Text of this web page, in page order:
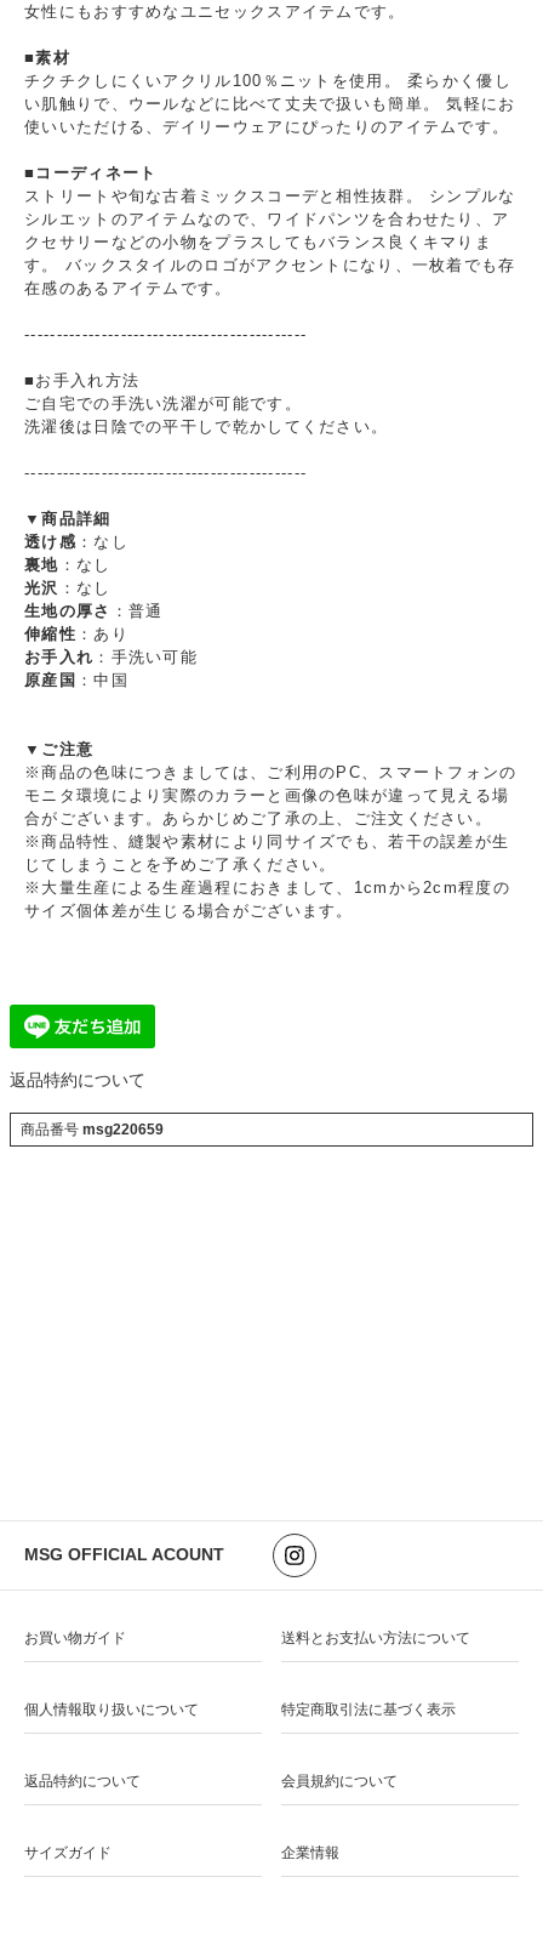
女性にもおすすめなユニセックスアイテムです。
■素材
チクチクしにくいアクリル100％ニットを使用。 柔らかく優し
い肌触りで、ウールなどに比べて丈夫で扱いも簡単。 気軽にお
使いいただける、デイリーウェアにぴったりのアイテムです。
■コーディネート
ストリートや旬な古着ミックスコーデと相性抜群。 シンプルな
シルエットのアイテムなので、ワイドパンツを合わせたり、ア
クセサリーなどの小物をプラスしてもバランス良くキマりま
す。 バックスタイルのロゴがアクセントになり、一枚着でも存
在感のあるアイテムです。
--------------------------------------------
■お手入れ方法
ご自宅での手洗い洗濯が可能です。
洗濯後は日陰での平干しで乾かしてください。
--------------------------------------------
▼商品詳細
透け感 ：なし
裏地 ：なし
光沢 ：なし
生地の厚さ ：普通
伸縮性 ：あり
お手入れ ：手洗い可能
原産国 ：中国
▼ご注意
※商品の色味につきましては、ご利用のPC、スマートフォンの
モニタ環境により実際のカラーと画像の色味が違って見える場
合がございます。あらかじめご了承の上、ご注文ください。
※商品特性、縫製や素材により同サイズでも、若干の誤差が生
じてしまうことを予めご了承ください。
※大量生産による生産過程におきまして、1cmから2cm程度の
サイズ個体差が生じる場合がございます。
返品特約について
商品番号 msg220659
MSG OFFICIAL ACOUNT
お買い物ガイド 送料とお支払い方法について
個人情報取り扱いについて 特定商取引法に基づく表示
返品特約について 会員規約について
サイズガイド 企業情報